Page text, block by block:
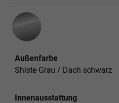
Außenfarbe
Shiste Grau / Dach schwarz
Innenausstattung